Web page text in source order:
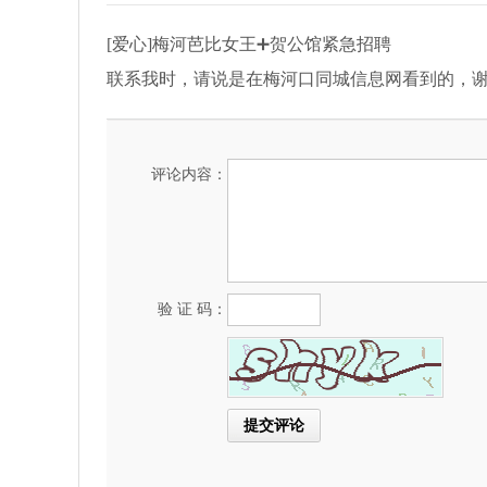
[爱心]梅河芭比女王➕贺公馆紧急招聘
联系我时，请说是在梅河口同城信息网看到的，
评论内容：
验 证 码：